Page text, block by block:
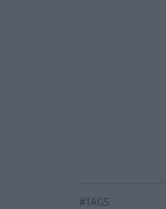
#TAGS